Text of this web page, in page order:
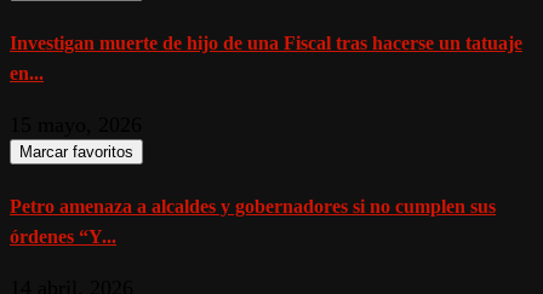
Investigan muerte de hijo de una Fiscal tras hacerse un tatuaje
en...
Marcar favoritos
Petro amenaza a alcaldes y gobernadores si no cumplen sus
órdenes “Y...